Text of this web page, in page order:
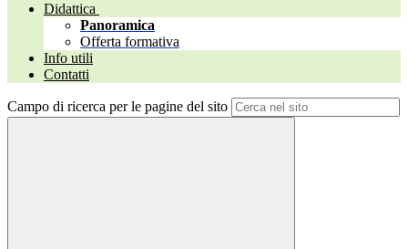
Didattica
Panoramica
Offerta formativa
Info utili
Contatti
Campo di ricerca per le pagine del sito